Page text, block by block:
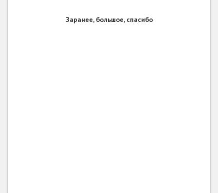
Заранее, большое, спасибо